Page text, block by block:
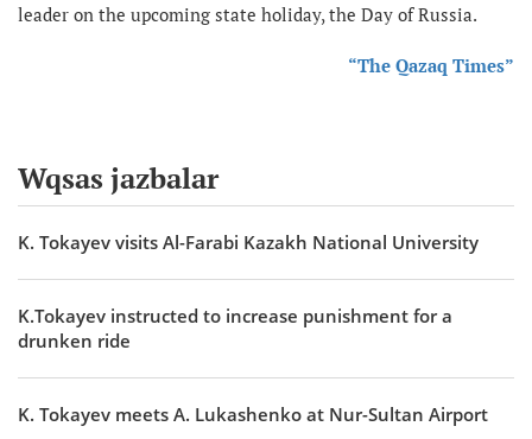
leader on the upcoming state holiday, the Day of Russia.
“The Qazaq Times”
Wqsas jazbalar
K. Tokayev visits Al-Farabi Kazakh National University
K.Tokayev instructed to increase punishment for a
drunken ride
K. Tokayev meets A. Lukashenko at Nur-Sultan Airport